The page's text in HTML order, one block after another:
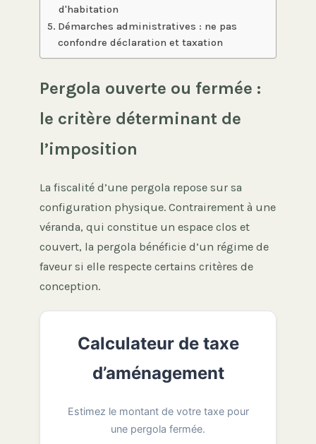
d'habitation
Démarches administratives : ne pas
confondre déclaration et taxation
Pergola ouverte ou fermée :
le critère déterminant de
l’imposition
La fiscalité d’une pergola repose sur sa
configuration physique. Contrairement à une
véranda, qui constitue un espace clos et
couvert, la pergola bénéficie d’un régime de
faveur si elle respecte certains critères de
conception.
Calculateur de taxe
d’aménagement
Estimez le montant de votre taxe pour
une pergola fermée.